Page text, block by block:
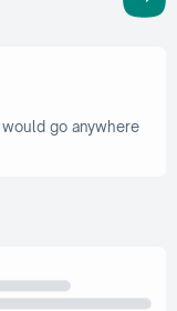
would go anywhere